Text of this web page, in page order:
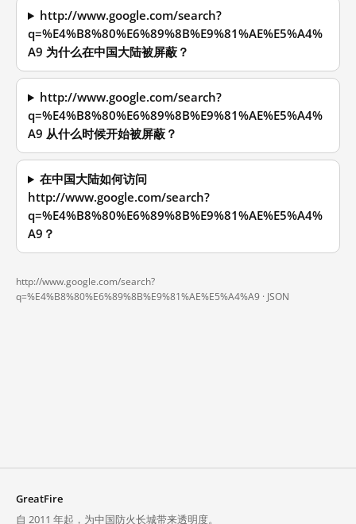
http://www.google.com/search?
q=%E4%B8%80%E6%89%8B%E9%81%AE%E5%A4%
A9 为什么在中国大陆被屏蔽？
http://www.google.com/search?
q=%E4%B8%80%E6%89%8B%E9%81%AE%E5%A4%
A9 从什么时候开始被屏蔽？
在中国大陆如何访问
http://www.google.com/search?
q=%E4%B8%80%E6%89%8B%E9%81%AE%E5%A4%
A9？
http://www.google.com/search?
q=%E4%B8%80%E6%89%8B%E9%81%AE%E5%A4%A9 · JSON
GreatFire
自 2011 年起，为中国防火长城带来透明度。